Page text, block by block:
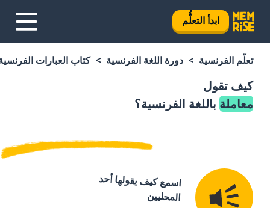
ابدأ التعلُّم
تعلَّم الفرنسية دورة اللغة الفرنسية كتاب العبارات
كيف تقول
معاملة باللغة الفرنسية؟
اسمع كيف يقولها أحد
المحليين